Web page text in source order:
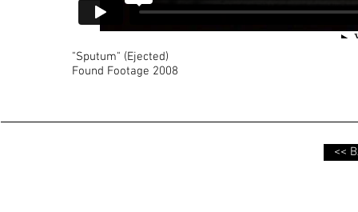
"Sputum" (Ejected)
Found Footage 2008
<<